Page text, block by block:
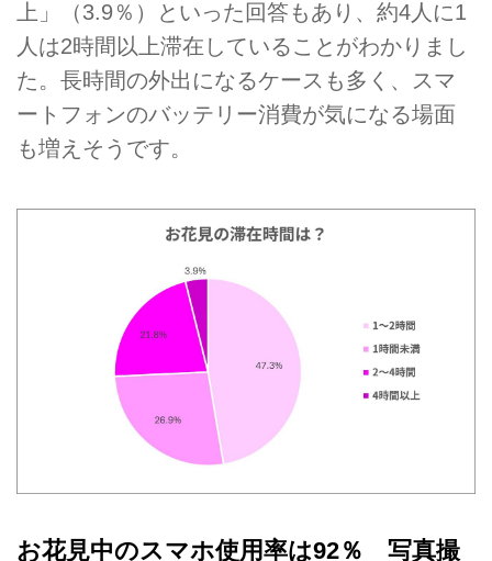
上」（3.9％）といった回答もあり、約4人に1
人は2時間以上滞在していることがわかりまし
た。長時間の外出になるケースも多く、スマ
ートフォンのバッテリー消費が気になる場面
も増えそうです。
お花見中のスマホ使用率は92％ 写真撮